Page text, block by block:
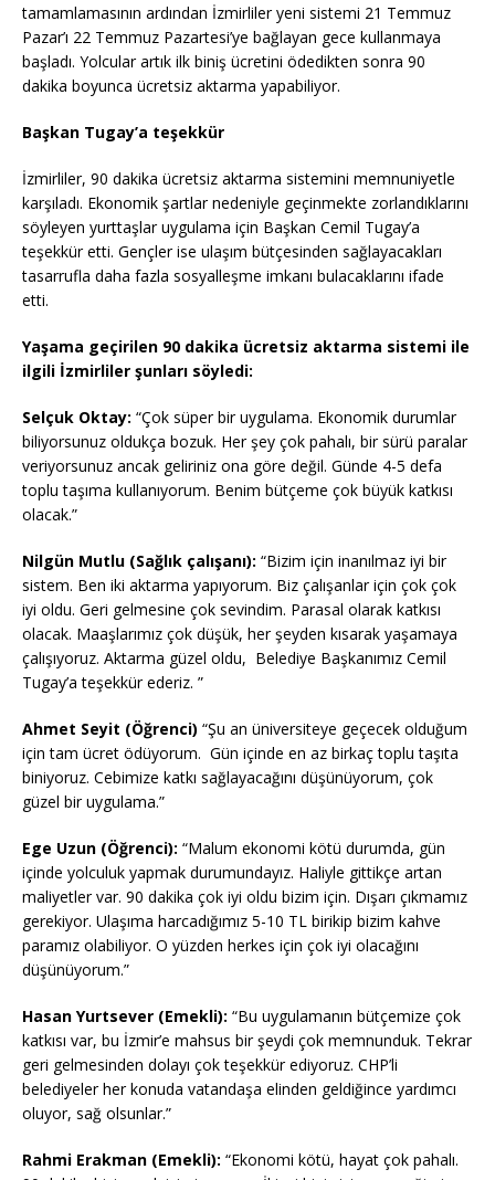
tamamlamasının ardından İzmirliler yeni sistemi 21 Temmuz
Pazar’ı 22 Temmuz Pazartesi’ye bağlayan gece kullanmaya
başladı. Yolcular artık ilk biniş ücretini ödedikten sonra 90
dakika boyunca ücretsiz aktarma yapabiliyor.
Başkan Tugay’a teşekkür
İzmirliler, 90 dakika ücretsiz aktarma sistemini memnuniyetle
karşıladı. Ekonomik şartlar nedeniyle geçinmekte zorlandıklarını
söyleyen yurttaşlar uygulama için Başkan Cemil Tugay’a
teşekkür etti. Gençler ise ulaşım bütçesinden sağlayacakları
tasarrufla daha fazla sosyalleşme imkanı bulacaklarını ifade
etti.
Yaşama geçirilen 90 dakika ücretsiz aktarma sistemi ile
ilgili İzmirliler şunları söyledi:
Selçuk Oktay: “Çok süper bir uygulama. Ekonomik durumlar
biliyorsunuz oldukça bozuk. Her şey çok pahalı, bir sürü paralar
veriyorsunuz ancak geliriniz ona göre değil. Günde 4-5 defa
toplu taşıma kullanıyorum. Benim bütçeme çok büyük katkısı
olacak.”
Nilgün Mutlu (Sağlık çalışanı): “Bizim için inanılmaz iyi bir
sistem. Ben iki aktarma yapıyorum. Biz çalışanlar için çok çok
iyi oldu. Geri gelmesine çok sevindim. Parasal olarak katkısı
olacak. Maaşlarımız çok düşük, her şeyden kısarak yaşamaya
çalışıyoruz. Aktarma güzel oldu, Belediye Başkanımız Cemil
Tugay’a teşekkür ederiz. ”
Ahmet Seyit (Öğrenci) “Şu an üniversiteye geçecek olduğum
için tam ücret ödüyorum. Gün içinde en az birkaç toplu taşıta
biniyoruz. Cebimize katkı sağlayacağını düşünüyorum, çok
güzel bir uygulama.”
Ege Uzun (Öğrenci): “Malum ekonomi kötü durumda, gün
içinde yolculuk yapmak durumundayız. Haliyle gittikçe artan
maliyetler var. 90 dakika çok iyi oldu bizim için. Dışarı çıkmamız
gerekiyor. Ulaşıma harcadığımız 5-10 TL birikip bizim kahve
paramız olabiliyor. O yüzden herkes için çok iyi olacağını
düşünüyorum.”
Hasan Yurtsever (Emekli): “Bu uygulamanın bütçemize çok
katkısı var, bu İzmir’e mahsus bir şeydi çok memnunduk. Tekrar
geri gelmesinden dolayı çok teşekkür ediyoruz. CHP’li
belediyeler her konuda vatandaşa elinden geldiğince yardımcı
oluyor, sağ olsunlar.”
Rahmi Erakman (Emekli): “Ekonomi kötü, hayat çok pahalı.